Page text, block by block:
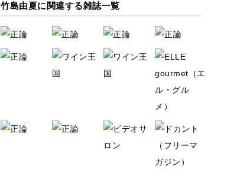
竹島由夏に関連する雑誌一覧